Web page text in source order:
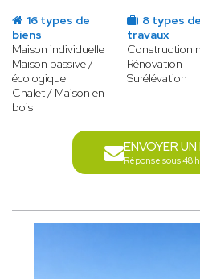
16 types de
biens
Maison individuelle
Maison passive /
écologique
Chalet / Maison en
bois
8 types de
travaux
Construction
Rénovation
Surélévation
ENVOYER
Réponse sous 48